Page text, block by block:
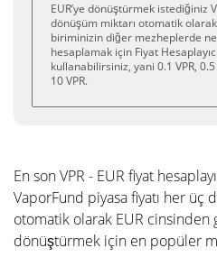
EUR’ye dönüştürmek istediğiniz
dönüşüm miktarı otomatik
biriminizin diğer mezheplerde
hesaplamak için Fiyat
kullanabilirsiniz, yani 0.1 VPR, 0.5
10 VPR.
En son VPR - EUR fiyat
VaporFund piyasa fiyatı her üç
otomatik olarak EUR cinsinden
dönüştürmek için en popüler